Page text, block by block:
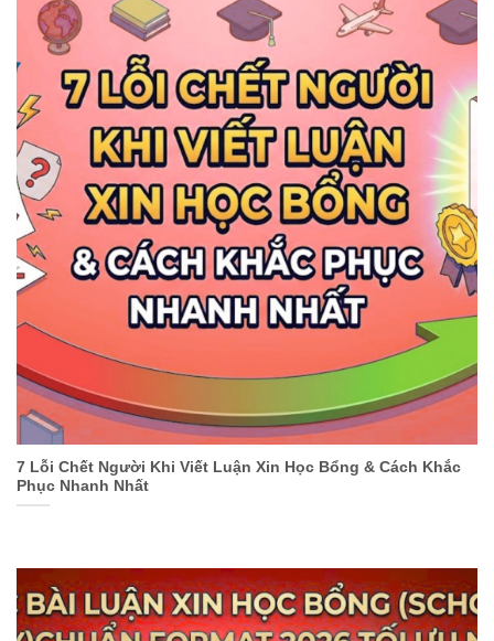
7 Lỗi Chết Người Khi Viết Luận Xin Học Bổng & Cách Khắc
Phục Nhanh Nhất